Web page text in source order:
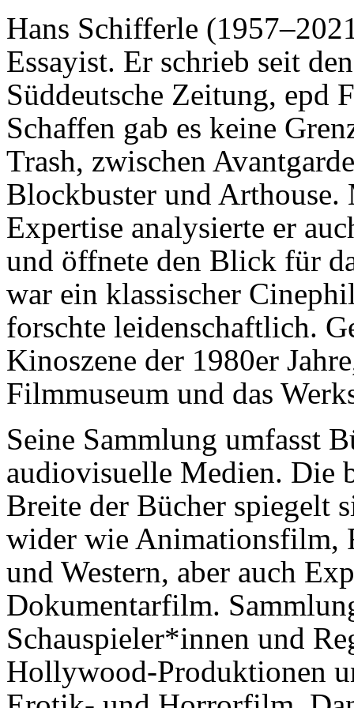
Hans Schifferle
Essayist. Er schrieb seit
Süddeutsche Zeitung, epd
Schaffen gab es keine
Trash, zwischen
Blockbuster und
Expertise analysierte er
und öffnete den Blick für
war ein klassischer
forschte leidenschaftlich.
Kinoszene der 1980er
Filmmuseum und das
Seine Sammlung umfasst
audiovisuelle Medien. Die
Breite der Bücher spiegelt
wider wie Animationsfilm,
und Western, aber auch
Dokumentarfilm.
Schau­spieler*innen und
Hollywood-Produktionen